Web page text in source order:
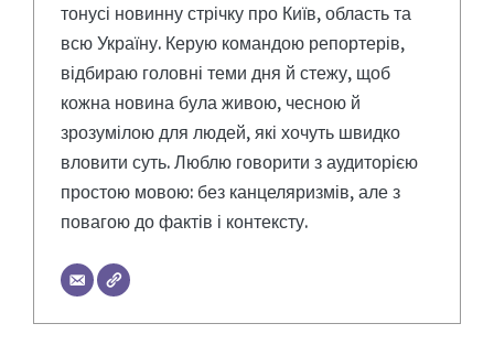
тонусі новинну стрічку про Київ, область та
всю Україну. Керую командою репортерів,
відбираю головні теми дня й стежу, щоб
кожна новина була живою, чесною й
зрозумілою для людей, які хочуть швидко
вловити суть. Люблю говорити з аудиторією
простою мовою: без канцеляризмів, але з
повагою до фактів і контексту.